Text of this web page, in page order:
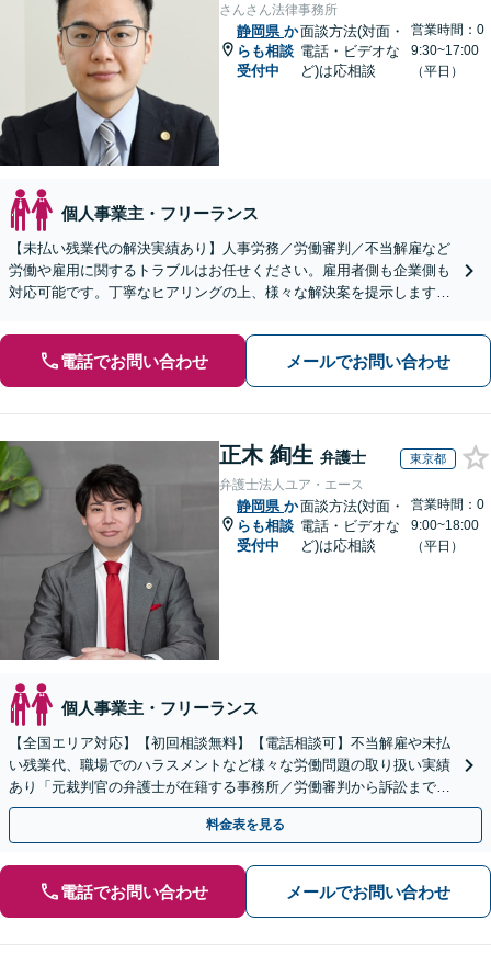
さんさん法律事務所
静岡県 か
らも相談
受付中
面談方法(対面・
電話・ビデオな
ど)は応相談
営業時間：0
9:30~17:00
（平日）
個人事業主・フリーランス
【未払い残業代の解決実績あり】人事労務／労働審判／不当解雇など
労働や雇用に関するトラブルはお任せください。雇用者側も企業側も
対応可能です。丁寧なヒアリングの上、様々な解決案を提示します
電話でお問い合わせ メールでお問い合わせ
正木 絢生 弁護士 東京都
弁護士法人ユア・エース
静岡県 か
らも相談
受付中
面談方法(対面・
電話・ビデオな
ど)は応相談
営業時間：0
9:00~18:00
（平日）
個人事業主・フリーランス
【全国エリア対応】【初回相談無料】【電話相談可】不当解雇や未払
い残業代、職場でのハラスメントなど様々な労働問題の取り扱い実績
あり「元裁判官の弁護士が在籍する事務所／労働審判から訴訟まで、
裁判官経験を活かした最適な戦略を立案」
料金表を見る
電話でお問い合わせ メールでお問い合わせ